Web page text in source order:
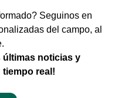
Seguinos en
del campo, al
últimas noticias y
real!